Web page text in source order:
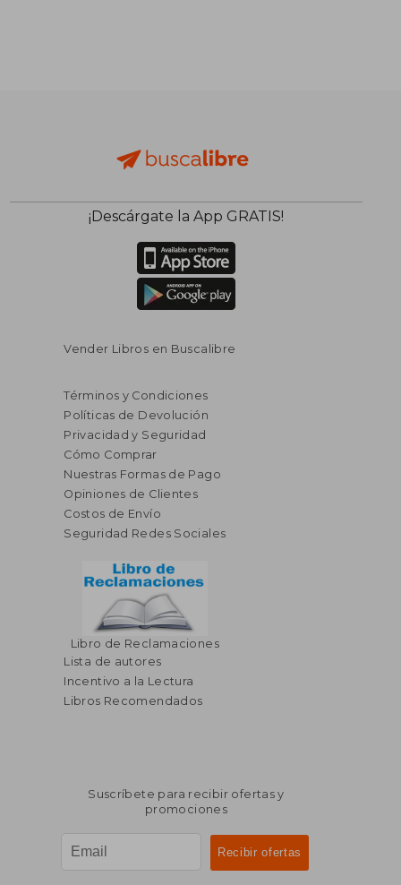
¡Descárgate la App GRATIS!
Vender Libros en Buscalibre
Términos y Condiciones
Políticas de Devolución
Privacidad y Seguridad
Cómo Comprar
Nuestras Formas de Pago
Opiniones de Clientes
Costos de Envío
Seguridad Redes Sociales
Libro de Reclamaciones
Lista de autores
Incentivo a la Lectura
Libros Recomendados
Suscríbete para recibir ofertas y
promociones